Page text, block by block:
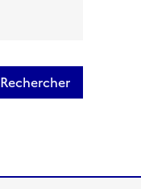
Rechercher